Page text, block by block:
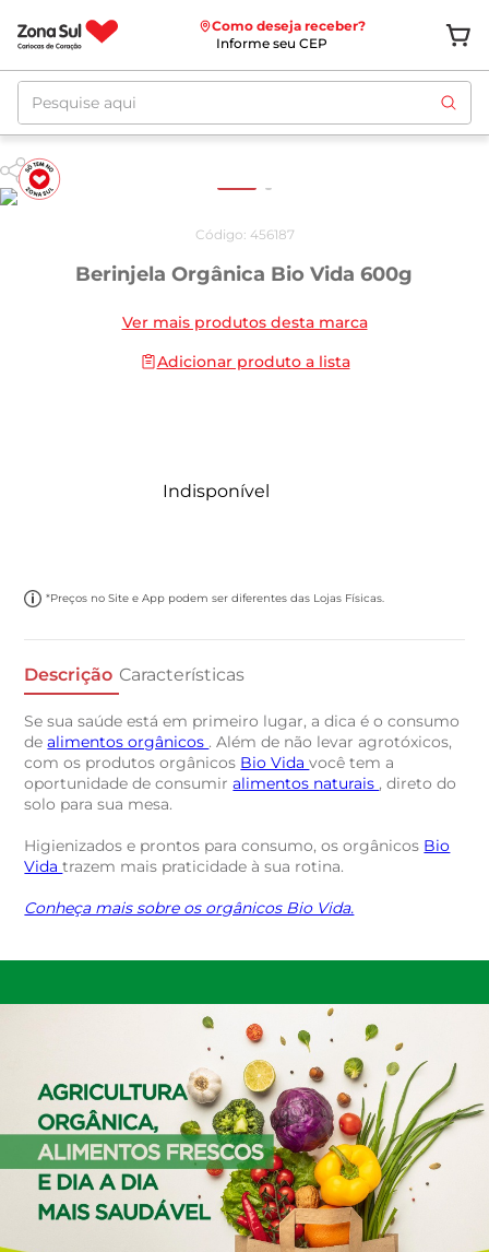
Como deseja receber?
Informe seu CEP
Pesquise aqui
Código: 456187
Berinjela Orgânica Bio Vida 600g
Ver mais produtos desta marca
Adicionar produto a lista
Indisponível
*Preços no Site e App podem ser diferentes das Lojas Físicas.
Descrição Características
Se sua saúde está em primeiro lugar, a dica é o consumo
dealimentos orgânicos . Além de não levar agrotóxicos,
com os produtos orgânicos Bio Vidavocê tem a
oportunidade de consumiralimentos naturais , direto do
solo para sua mesa.
Higienizados e prontos para consumo, os orgânicos Bio
Vidatrazem mais praticidade à sua rotina.
Conheça mais sobre os orgânicos Bio Vida.